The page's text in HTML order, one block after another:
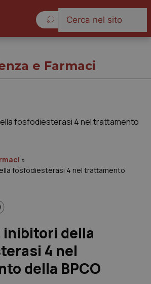
e Farmaci
»
fosfodiesterasi 4 nel trattamento
inibitori della
4 nel
della BPCO